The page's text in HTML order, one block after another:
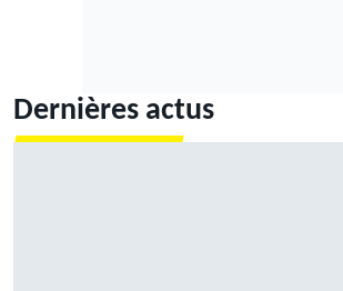
Dernières actus